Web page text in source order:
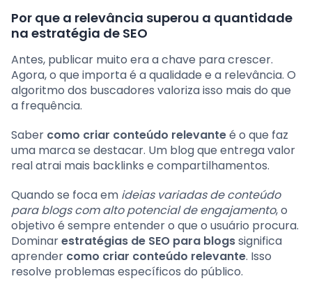
Por que a relevância superou a quantidade
na estratégia de SEO
Antes, publicar muito era a chave para crescer.
Agora, o que importa é a qualidade e a relevância. O
algoritmo dos buscadores valoriza isso mais do que
a frequência.
Saber como criar conteúdo relevanteé o que faz
uma marca se destacar. Um blog que entrega valor
real atrai mais backlinks e compartilhamentos.
Quando se foca em ideias variadas de conteúdo
para blogs com alto potencial de engajamento, o
objetivo é sempre entender o que o usuário procura.
Dominarestratégias de SEO para blogssignifica
aprender como criar conteúdo relevante. Isso
resolve problemas específicos do público.